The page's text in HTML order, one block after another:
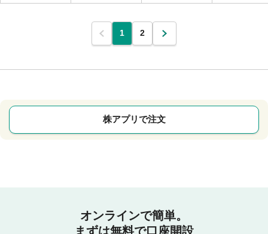
1 2
株アプリで注文
オンラインで簡単。
まずは無料で口座開設